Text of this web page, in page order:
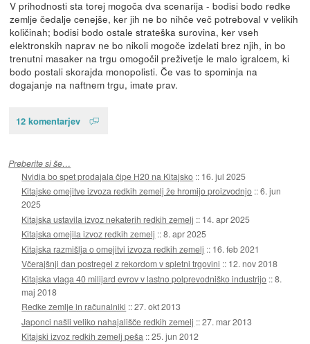
V prihodnosti sta torej mogoča dva scenarija - bodisi bodo redke
zemlje čedalje cenejše, ker jih ne bo nihče več potreboval v velikih
količinah; bodisi bodo ostale strateška surovina, ker vseh
elektronskih naprav ne bo nikoli mogoče izdelati brez njih, in bo
trenutni masaker na trgu omogočil preživetje le malo igralcem, ki
bodo postali skorajda monopolisti. Če vas to spominja na
dogajanje na naftnem trgu, imate prav.
12 komentarjev
Preberite si še…
Nvidia bo spet prodajala čipe H20 na Kitajsko :: 16. jul 2025
Kitajske omejitve izvoza redkih zemelj že hromijo proizvodnjo ::6. jun
2025
Kitajska ustavila izvoz nekaterih redkih zemelj :: 14. apr 2025
Kitajska omejila izvoz redkih zemelj ::8. apr 2025
Kitajska razmišlja o omejitvi izvoza redkih zemelj :: 16. feb 2021
Včerajšnji dan postregel z rekordom v spletni trgovini :: 12. nov 2018
Kitajska vlaga 40 milijard evrov v lastno polprevodniško industrijo ::8.
maj 2018
Redke zemlje in računalniki ::27. okt 2013
Japonci našli veliko nahajališče redkih zemelj ::27. mar 2013
Kitajski izvoz redkih zemelj peša ::25. jun 2012